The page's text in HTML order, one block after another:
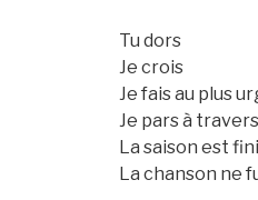
Tu dors
Je crois
Je fais au plus
Je pars à
La saison est
La chanson ne